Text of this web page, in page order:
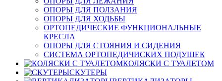
ОПОРЫ ДЛЯ ПОЛЗАНИЯ
ОПОРЫ ДЛЯ ХОДЬБЫ
ОРТОПЕДИЧЕСКИЕ ФУНКЦИОНАЛЬНЫЕ
КРЕСЛА
ОПОРЫ ДЛЯ СТОЯНИЯ И СИДЕНИЯ
СИСТЕМА ОРТОПЕДИЧИСКИХ ПОДУШЕК
КОЛЯСКИ С ТУАЛЕТОМ
СКУТЕРЫ